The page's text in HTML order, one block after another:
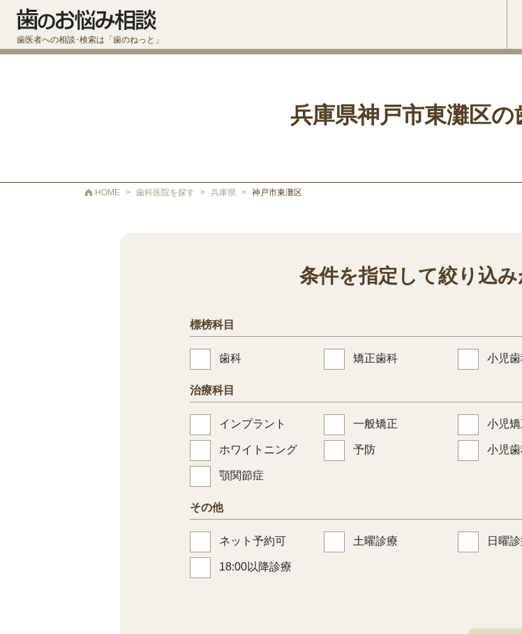
歯医者への相談･検索は「歯のねっと」
兵庫県神戸市東灘区の
HOME > 歯科医院を探す > 兵庫県 > 神戸市東灘区
条件を指定して絞り込み
標榜科目
歯科 矯正歯科 小児
治療科目
インプラント 一般矯正 小児
ホワイトニング 予防 小児
顎関節症
その他
ネット予約可 土曜診療 日曜
18:00以降診療